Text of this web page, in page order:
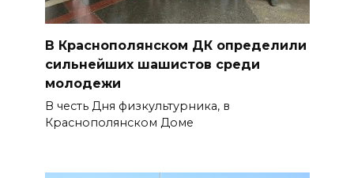
В Краснополянском ДК определили
сильнейших шашистов среди
молодежи
В честь Дня физкультурника, в
Краснополянском Доме